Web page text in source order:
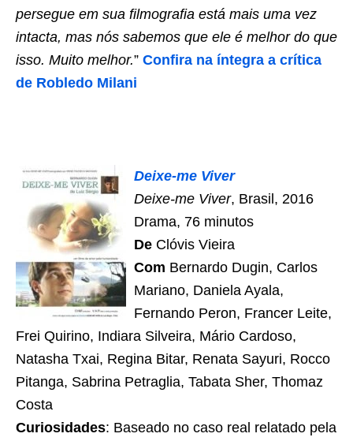
persegue em sua filmografia está mais uma vez
intacta, mas nós sabemos que ele é melhor do que
isso. Muito melhor.” Confira na íntegra a crítica
de Robledo Milani
Deixe-me Viver
Deixe-me Viver, Brasil, 2016
Drama, 76 minutos
De Clóvis Vieira
Com Bernardo Dugin, Carlos
Mariano, Daniela Ayala,
Fernando Peron, Francer Leite,
Frei Quirino, Indiara Silveira, Mário Cardoso,
Natasha Txai, Regina Bitar, Renata Sayuri, Rocco
Pitanga, Sabrina Petraglia, Tabata Sher, Thomaz
Costa
Curiosidades: Baseado no caso real relatado pela